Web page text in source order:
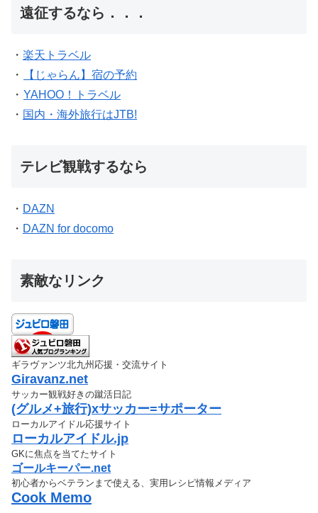
遠征するなら．．．
・ 楽天トラベル
・
【じゃらん】宿の予約
・ YAHOO！トラベル
・ 国内・海外旅行はJTB!
テレビ観戦するなら
・ DAZN
・ DAZN for docomo
素敵なリンク
ギラヴァンツ北九州応援・交流サイト
Giravanz.net
サッカー観戦好きの蹴活日記
(グルメ+旅行)xサッカー=サポーター
ローカルアイドル応援サイト
ローカルアイドル.jp
GKに焦点を当てたサイト
ゴールキーパー.net
初心者からベテランまで使える、実用レシピ情報メディア
Cook Memo